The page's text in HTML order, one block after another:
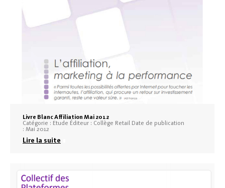
Livre Blanc Affiliation Mai 2012
Catégorie : Etude Éditeur : Collège Retail Date de publication
: Mai 2012
Lire la suite